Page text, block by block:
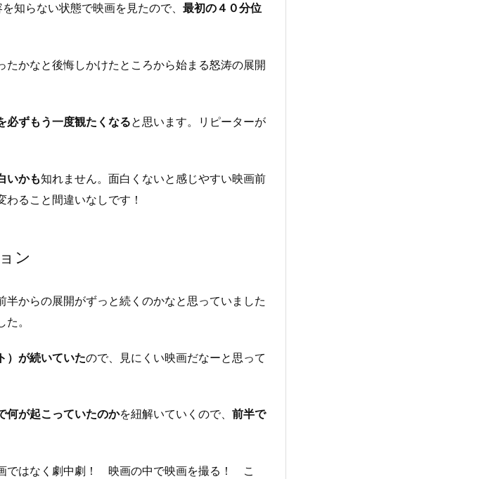
知らない状態で映画を見たので、 最初の４０分位
かなと後悔しかけたところから始まる怒涛の展開
必ずもう一度観たくなると思います。リピーターが
いかも知れません。面白くないと感じやすい映画前
ること間違いなしです！
ン
からの展開がずっと続くのかなと思っていました
。
）が続いていたので、見にくい映画だなーと思って
何が起こっていたのかを紐解いていくので、 前半で
ではなく劇中劇！ 映画の中で映画を撮る！ こ